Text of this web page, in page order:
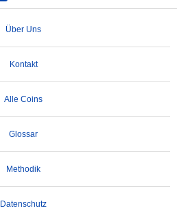
Über Uns
Kontakt
Alle Coins
Glossar
Methodik
Datenschutz